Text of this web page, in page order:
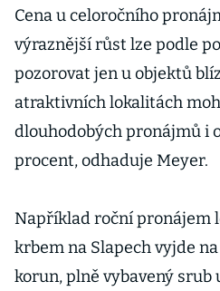
Cena u celoročního
výraznější růst lze podle
pozorovat jen u objektů
atraktivních lokalitách
dlouhodobých pronájmů i
procent, odhaduje Meyer.
Například roční pronájem
krbem na Slapech vyjde
korun, plně vybavený srub